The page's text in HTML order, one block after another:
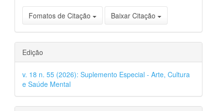
Fomatos de Citação Baixar Citação
Edição
v. 18 n. 55 (2026): Suplemento Especial - Arte, Cultura
e Saúde Mental